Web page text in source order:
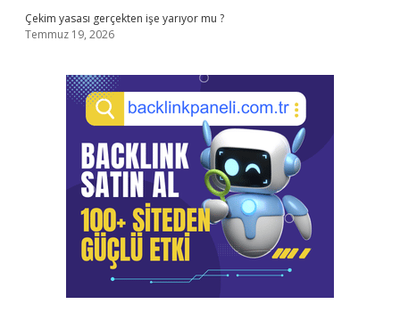
Çekim yasası gerçekten işe yarıyor mu ?
Temmuz 19, 2026